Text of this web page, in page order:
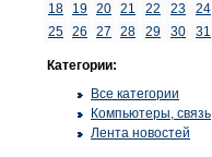
18
19 20 21 22 23
24
25 26 27 28 29 30 31
Категории:
Все категории
Компьютеры, связь
Лента новостей